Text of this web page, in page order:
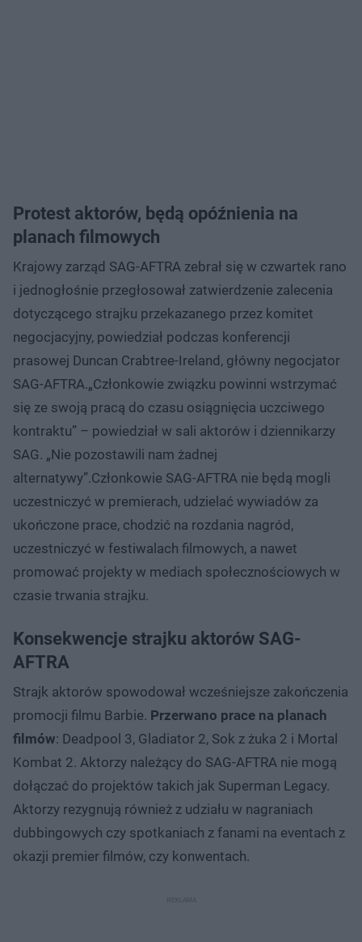
Protest aktorów, będą opóźnienia na
planach filmowych
Krajowy zarząd SAG-AFTRA zebrał się w czwartek rano
i jednogłośnie przegłosował zatwierdzenie zalecenia
dotyczącego strajku przekazanego przez komitet
negocjacyjny, powiedział podczas konferencji
prasowej Duncan Crabtree-Ireland, główny negocjator
SAG-AFTRA.„Członkowie związku powinni wstrzymać
się ze swoją pracą do czasu osiągnięcia uczciwego
kontraktu” – powiedział w sali aktorów i dziennikarzy
SAG. „Nie pozostawili nam żadnej
alternatywy”.Członkowie SAG-AFTRA nie będą mogli
uczestniczyć w premierach, udzielać wywiadów za
ukończone prace, chodzić na rozdania nagród,
uczestniczyć w festiwalach filmowych, a nawet
promować projekty w mediach społecznościowych w
czasie trwania strajku.
Konsekwencje strajku aktorów SAG-
AFTRA
Strajk aktorów spowodował wcześniejsze zakończenia
promocji filmu Barbie. Przerwano prace na planach
filmów: Deadpool 3, Gladiator 2, Sok z żuka 2 i Mortal
Kombat 2. Aktorzy należący do SAG-AFTRA nie mogą
dołączać do projektów takich jak Superman Legacy.
Aktorzy rezygnują również z udziału w nagraniach
dubbingowych czy spotkaniach z fanami na eventach z
okazji premier filmów, czy konwentach.